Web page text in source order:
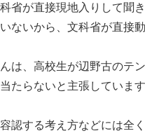
省が直接現地入りして聞
ないから、文科省が直接
は、高校生が辺野古のテ
たらないと主張していま
認する考え方などには全